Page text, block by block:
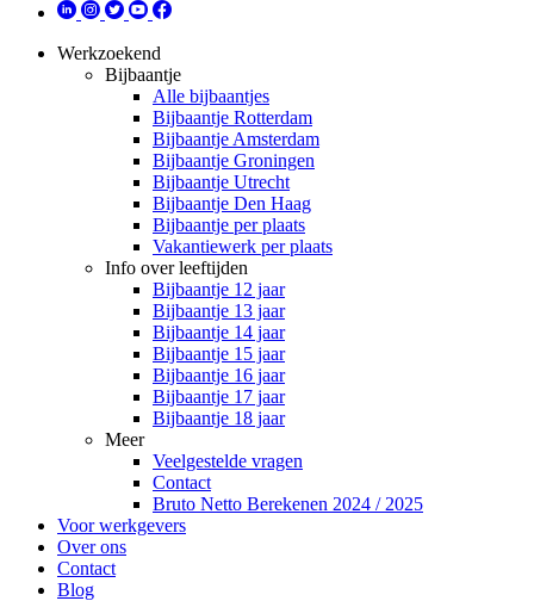
Werkzoekend
Bijbaantje
Alle bijbaantjes
Bijbaantje Rotterdam
Bijbaantje Amsterdam
Bijbaantje Groningen
Bijbaantje Utrecht
Bijbaantje Den Haag
Bijbaantje per plaats
Vakantiewerk per plaats
Info over leeftijden
Bijbaantje 12 jaar
Bijbaantje 13 jaar
Bijbaantje 14 jaar
Bijbaantje 15 jaar
Bijbaantje 16 jaar
Bijbaantje 17 jaar
Bijbaantje 18 jaar
Meer
Veelgestelde vragen
Contact
Bruto Netto Berekenen 2024 / 2025
Voor werkgevers
Over ons
Contact
Blog